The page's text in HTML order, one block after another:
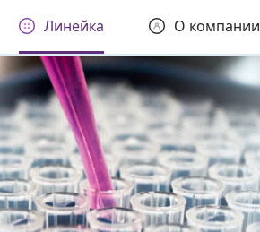
Линейка О компании